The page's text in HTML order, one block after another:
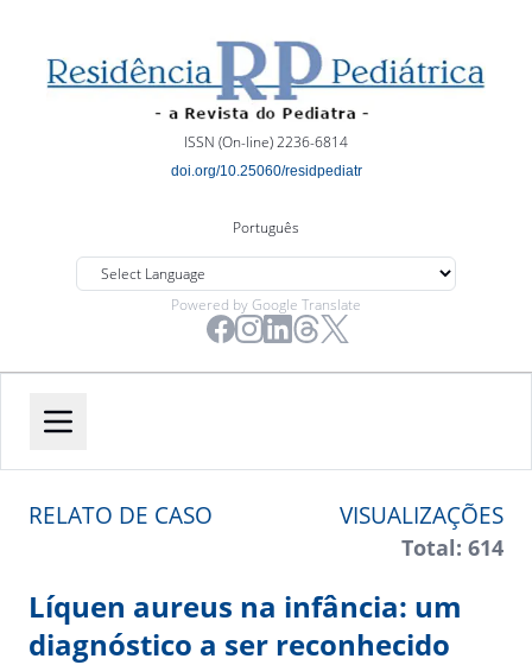
ISSN (On-line) 2236-6814
doi.org/10.25060/residpediatr
Português
Powered by Google Translate
RELATO DE CASO VISUALIZAÇÕES
Total: 614
Líquen aureus na infância: um
diagnóstico a ser reconhecido